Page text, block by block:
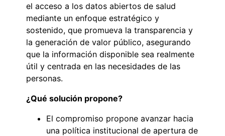
el acceso a los datos abiertos de salud
mediante un enfoque estratégico y
sostenido, que promueva la transparencia y
la generación de valor público, asegurando
que la información disponible sea realmente
útil y centrada en las necesidades de las
personas.
¿Qué solución propone?
El compromiso propone avanzar hacia
una política institucional de apertura de